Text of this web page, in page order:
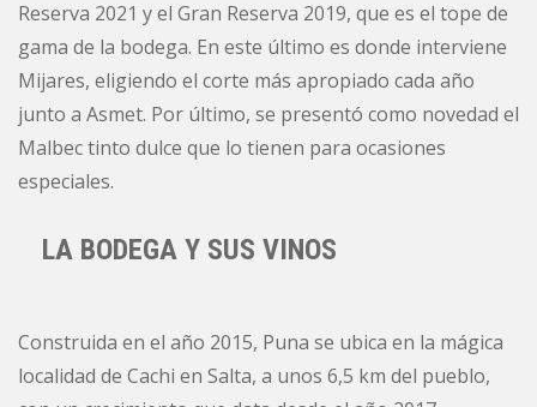
Reserva 2021 y el Gran Reserva 2019, que es el tope de
gama de la bodega. En este último es donde interviene
Mijares, eligiendo el corte más apropiado cada año
junto a Asmet. Por último, se presentó como novedad el
Malbec tinto dulce que lo tienen para ocasiones
especiales.
LA BODEGA Y SUS VINOS
Construida en el año 2015, Puna se ubica en la mágica
localidad de Cachi en Salta, a unos 6,5 km del pueblo,